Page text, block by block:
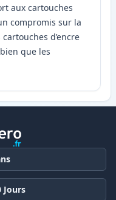
aux cartouches
compromis sur la
d’encre
que les
Jours